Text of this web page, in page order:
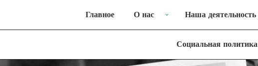
Главное О нас Наша деятельность
Социальная политика